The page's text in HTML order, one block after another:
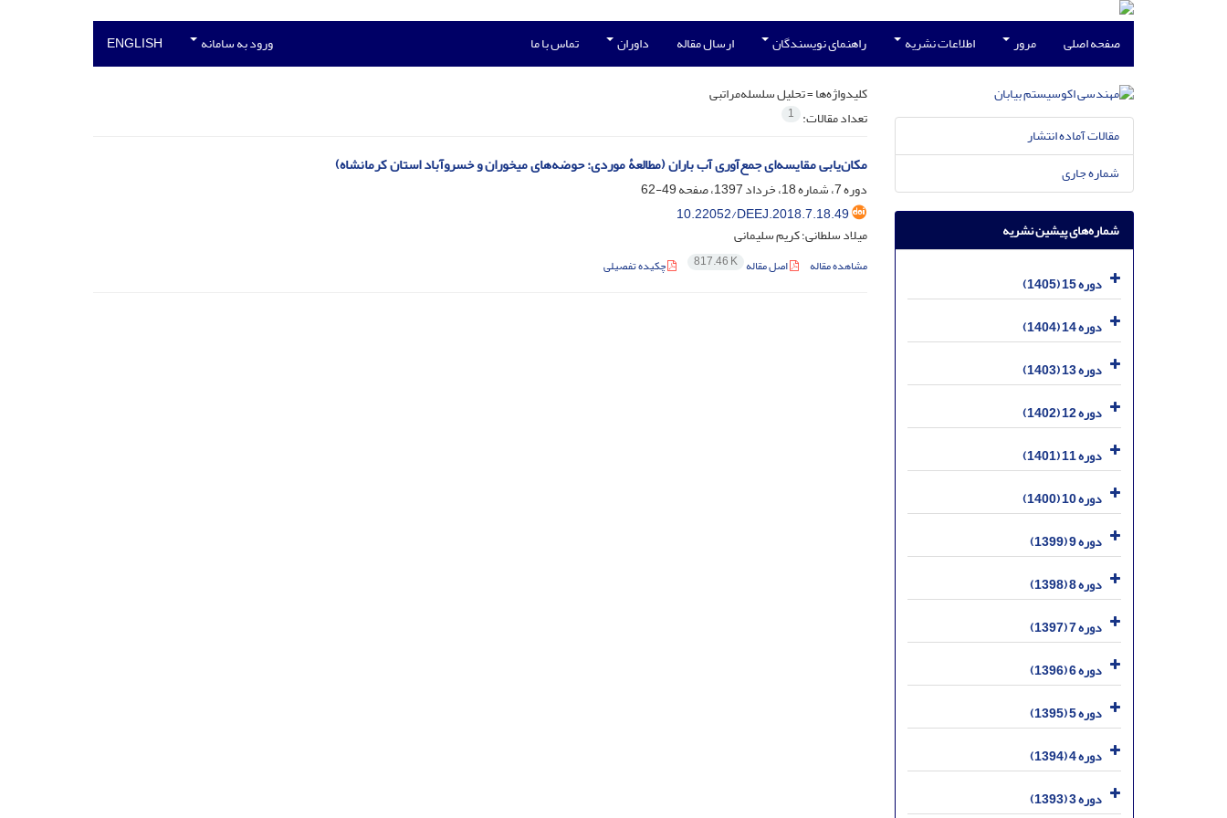
صفحه اصلی مرور اطلاعات نشریه راهنمای نویسندگان ارسال مقاله داوران تماس با ما ورود به سامانه ENGLISH
کلیدواژه‌ها =تحلیل سلسله‌مراتبی
تعداد مقالات: 1
مکان‌یابی مقایسه‌ای جمع‌آوری آب باران (مطالعۀ موردی: حوضه‌های میخوران و خسروآباد استان کرمانشاه)
دوره 7، شماره 18، خرداد 1397، صفحه
49-62
10.22052/DEEJ.2018.7.18.49
میلاد سلطانی؛ کریم سلیمانی
مشاهده مقاله اصل مقاله 817.46 K چکیده تفصیلی
مقالات آماده انتشار
شماره جاری
شماره‌های پیشین نشریه
دوره 15 (1405)
دوره 14 (1404)
دوره 13 (1403)
دوره 12 (1402)
دوره 11 (1401)
دوره 10 (1400)
دوره 9 (1399)
دوره 8 (1398)
دوره 7 (1397)
دوره 6 (1396)
دوره 5 (1395)
دوره 4 (1394)
دوره 3 (1393)